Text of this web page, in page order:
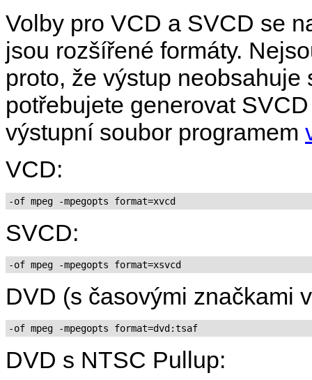
Volby pro VCD a SVCD se
jsou rozšířené formáty.
proto, že výstup neobsahuje
potřebujete generovat
výstupní soubor programem
VCD:
-of mpeg -mpegopts format=xvcd
SVCD:
-of mpeg -mpegopts format=xsvcd
DVD (s časovými značkami
-of mpeg -mpegopts format=dvd:tsaf
DVD s NTSC Pullup: